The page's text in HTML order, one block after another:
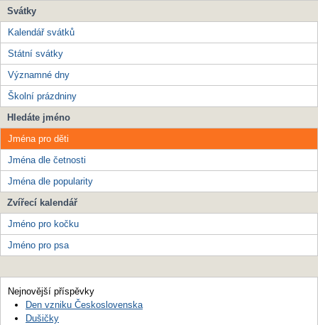
Svátky
Kalendář svátků
Státní svátky
Významné dny
Školní prázdniny
Hledáte jméno
Jména pro děti
Jména dle četnosti
Jména dle popularity
Zvířecí kalendář
Jméno pro kočku
Jméno pro psa
Nejnovější příspěvky
Den vzniku Československa
Dušičky